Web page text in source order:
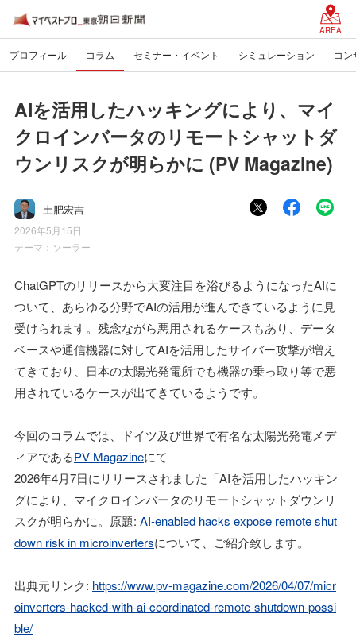
AREA
プロフィール コラム セミナー・イベント シミュレーション コ
AIを活用したハッキングにより、マイ
クロインバータのリモートシャットダ
ウンリスクが明らかに (PV Magazine)
土肥宏吉
2026年5月15日
テーマ： ソーラー
ChatGPTのリリースから大変注目を浴びるようになったAIに
ついて、あらゆる分野でAIの活用が進んできているように見
受けられます。残念ながら悪用されるケースもあり、データ
ベースや通信機器に対してAIを活用したサイバー攻撃が増え
てきており、日本の太陽光発電所でも機器の乗っ取り等で悪
用されているケースが出てきているようです。
今回のコラムでは、ドイツ及び世界で有名な太陽光発電メデ
ィアであるPV Magazineにて
2026年4月7日にリリースされました「AIを活用したハッキン
グにより、マイクロインバータのリモートシャットダウンリ
スクが明らかに。原題: AI-enabled hacks expose remote shut
down risk in microinvertersについて、ご紹介致します。
出典元リンク: https://www.pv-magazine.com/2026/04/07/micr
oinverters-hacked-with-ai-coordinated-remote-shutdown-possi
ble/